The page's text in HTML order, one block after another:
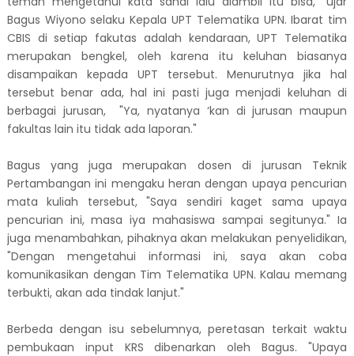
Bagus Wiyono selaku Kepala UPT Telematika UPN. Ibarat tim
CBIS di setiap fakutas adalah kendaraan, UPT Telematika
merupakan bengkel, oleh karena itu keluhan biasanya
disampaikan kepada UPT tersebut. Menurutnya jika hal
tersebut benar ada, hal ini pasti juga menjadi keluhan di
berbagai jurusan,
"Ya, nyatanya ‘kan di jurusan maupun
fakultas lain itu tidak ada laporan."
Bagus yang juga merupakan dosen di jurusan Teknik
Pertambangan ini mengaku heran dengan upaya pencurian
mata kuliah tersebut, "Saya sendiri kaget sama upaya
pencurian ini, masa iya mahasiswa sampai segitunya." Ia
juga menambahkan, pihaknya akan melakukan penyelidikan,
"Dengan mengetahui informasi ini, saya akan coba
komunikasikan dengan Tim Telematika UPN. Kalau memang
terbukti, akan ada tindak lanjut."
Berbeda dengan isu sebelumnya, peretasan terkait waktu
pembukaan input KRS dibenarkan oleh Bagus. "Upaya